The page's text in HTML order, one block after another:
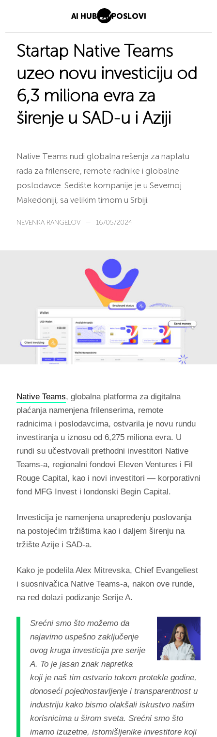
AI HUB AI POSLOVI
Startap Native Teams
uzeo novu investiciju od
6,3 miliona evra za
širenje u SAD-u i Aziji
Native Teams nudi globalna rešenja za naplatu
rada za frilensere, remote radnike i globalne
poslodavce. Sedište kompanije je u Severnoj
Makedoniji, sa velikim timom u Srbiji.
NEVENKA RANGELOV — 16/05/2024
Native Teams, globalna platforma za digitalna
plaćanja namenjena frilenserima, remote
radnicima i poslodavcima, ostvarila je novu rundu
investiranja u iznosu od 6,275 miliona evra. U
rundi su učestvovali prethodni investitori Native
Teams-a, regionalni fondovi Eleven Ventures i Fil
Rouge Capital, kao i novi investitori — korporativni
fond MFG Invest i londonski Begin Capital.
Investicija je namenjena unapređenju poslovanja
na postojećim tržištima kao i daljem širenju na
tržište Azije i SAD-a.
Kako je podelila Alex Mitrevska, Chief Evangeliest
i suosnivačica Native Teams-a, nakon ove runde,
na red dolazi podizanje Serije A.
Srećni smo što možemo da
najavimo uspešno zaključenje
ovog kruga investicija pre serije
A. To je jasan znak napretka
koji je naš tim ostvario tokom protekle godine,
donoseći pojednostavljenje i transparentnost u
industriju kako bismo olakšali iskustvo našim
korisnicima u širom sveta. Srećni smo što
imamo izuzetne, istomišljenike investitore koji